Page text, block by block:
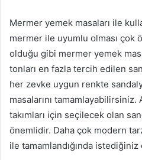
Mermer yemek masaları ile
mermer ile uyumlu olması çok
olduğu gibi mermer yemek
tonları en fazla tercih edilen
her zevke uygun renkte
masalarını tamamlayabilirsiniz.
takımları için seçilecek olan
önemlidir. Daha çok modern
ile tamamlandığında